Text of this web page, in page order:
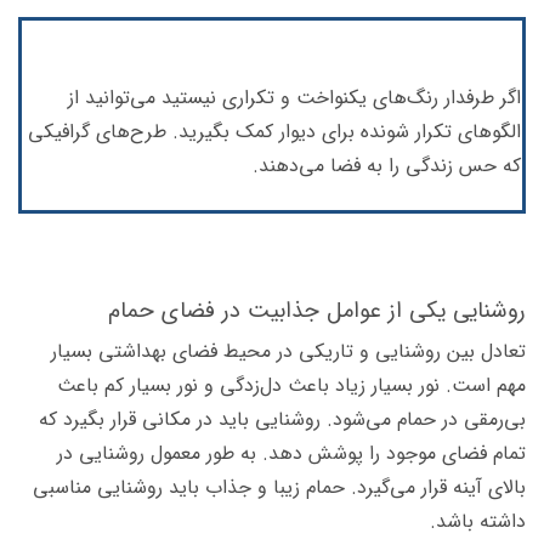
اگر طرفدار رنگ‌های یکنواخت و تکراری نیستید می‌توانید از
الگوهای تکرار شونده برای دیوار کمک بگیرید. طرح‌های گرافیکی
که حس زندگی را به فضا می‌دهند.
روشنایی یکی از عوامل جذابیت در فضای حمام
تعادل بین روشنایی و تاریکی در محیط فضای بهداشتی بسیار
مهم است. نور بسیار زیاد باعث دل‌زدگی و نور بسیار کم باعث
بی‌رمقی در حمام می‌شود. روشنایی باید در مکانی قرار بگیرد که
تمام فضای موجود را پوشش دهد. به طور معمول روشنایی در
بالای آینه قرار می‌گیرد. حمام زیبا و جذاب باید روشنایی مناسبی
داشته باشد.